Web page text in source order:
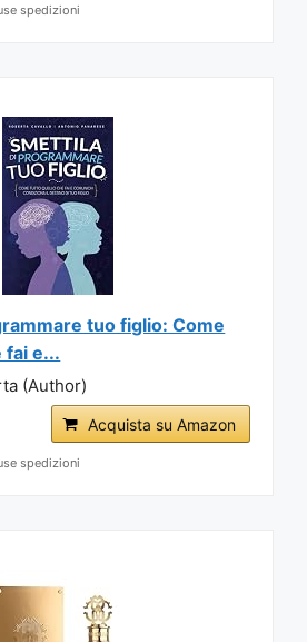
spedizioni
tuo figlio: Come
fai e...
(Author)
Acquista su Amazon
spedizioni